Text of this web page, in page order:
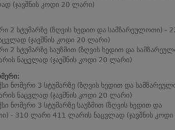
(ჯავშნის კოდი 20 ლარი)
2 სტუმარზე (ზღვის ხედით და სამზარეულოთი) -
(ჯავშნის კოდი 20 ლარი)
2 სტუმარზე საუზმით (ზღვის ხედით და
ნაცვლად (ჯავშნის კოდი 20 ლარი)
ნომერი 3 სტუმარზე (ზღვის ხედით და
ნაცვლად (ჯავშნის კოდი 20 ლარი)
ნომერი 3 სტუმარზე საუზმით (ზღვის ხედით და
- 310 ლარი 411 ლარის ნაცვლად (ჯავშნის